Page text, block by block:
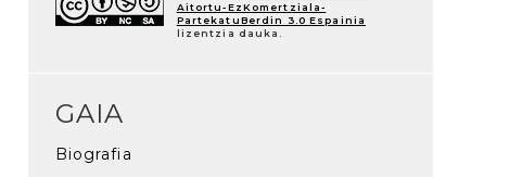
Aitortu-EzKomertziala-
PartekatuBerdin 3.0 Espainia
lizentzia dauka.
GAIA
Biografia